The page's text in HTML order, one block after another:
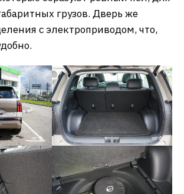
грузов. Дверь же
с электроприводом, что,